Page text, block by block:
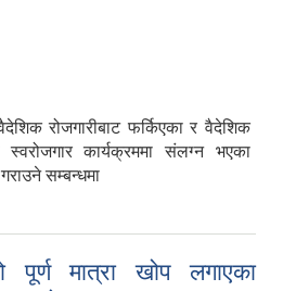
रोजगारीबाट फर्किएका र वैदेशिक
स्वरोजगार कार्यक्रममा संलग्न भएका
सम्बन्धमा
पूर्ण मात्रा खोप लगाएका